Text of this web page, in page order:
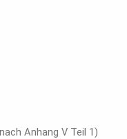
Anhang V Teil 1)